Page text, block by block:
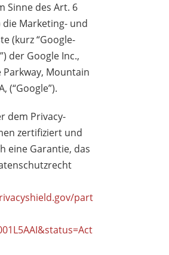
Sinne des Art. 6
die Marketing- und
(kurz “Google-
der Google Inc.,
Mountain
(“Google”).
dem Privacy-
zertifiziert und
eine Garantie, das
part